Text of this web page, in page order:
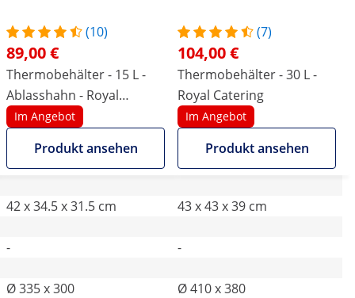
(10)
89,00 €
Thermobehälter - 15 L -
Ablasshahn - Royal
Catering
Im Angebot
Produkt ansehen
(7)
104,00 €
Thermobehälter - 30 L -
Royal Catering
Im Angebot
Produkt ansehen
42 x 34.5 x 31.5 cm 43 x 43 x 39 cm
- -
Ø 335 x 300 Ø 410 x 380